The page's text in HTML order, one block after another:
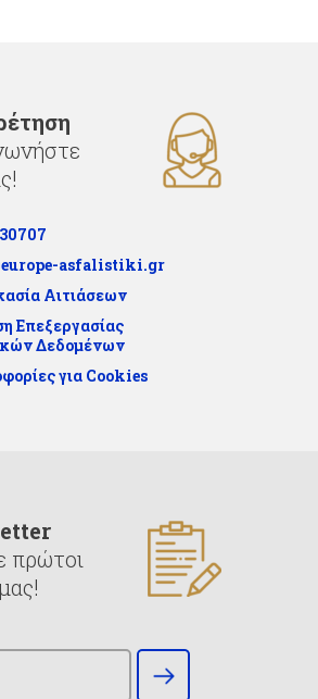
asfalistiki.gr
Αιτιάσεων
Επεξεργασίας
Δεδομένων
για Cookies
πρώτοι